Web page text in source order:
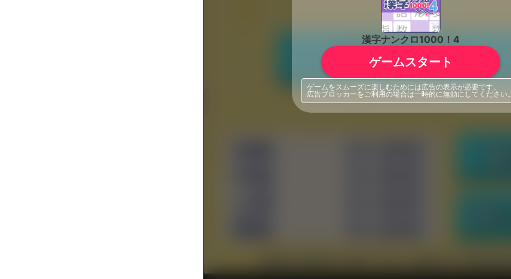
漢字ナンクロ1000！4
ゲームスタート
ゲームをスムーズに楽しむためには広告の表示が必要です。
広告ブロッカーをご利用の場合は一時的に無効にしてください。